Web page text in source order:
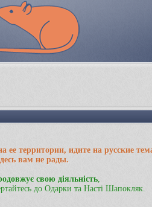
территории, идите на русские
вам не рады.
свою діяльність
до Одарки та Насті Шапокляк.